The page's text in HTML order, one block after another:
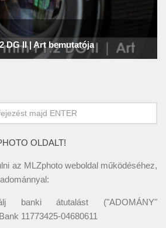
OLDALT!
az MLZphoto weboldal működéséhez,
banki átutalást ("ADOMÁNY"
11773425-04680611